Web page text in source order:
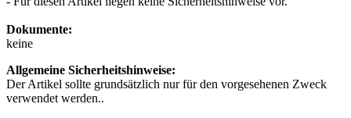
Dokumente:
keine
Allgemeine Sicherheitshinweise:
Der Artikel sollte grundsätzlich nur für den vorgesehenen Zweck
verwendet werden..